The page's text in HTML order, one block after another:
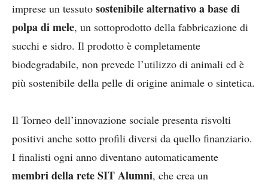
imprese un tessuto sostenibile alternativo a base di
polpa di mele, un sottoprodotto della fabbricazione di
succhi e sidro. Il prodotto è completamente
biodegradabile, non prevede l’utilizzo di animali ed è
più sostenibile della pelle di origine animale o sintetica.
Il Torneo dell’innovazione sociale presenta risvolti
positivi anche sotto profili diversi da quello finanziario.
I finalisti ogni anno diventano automaticamente
membri della rete SIT Alumni, che crea un